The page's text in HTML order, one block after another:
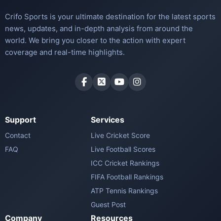
Crifo Sports is your ultimate destination for the latest sports
news, updates, and in-depth analysis from around the
world. We bring you closer to the action with expert
coverage and real-time highlights.
Support
Contact
FAQ
Services
Live Cricket Score
Live Football Scores
ICC Cricket Rankings
FIFA Football Rankings
ATP Tennis Rankings
Guest Post
Company Resources